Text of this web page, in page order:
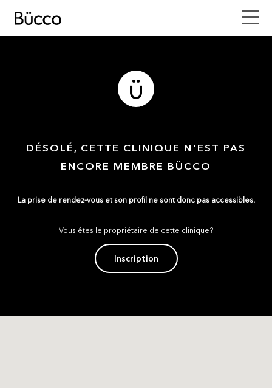
DÉSOLÉ, CETTE CLINIQUE N'EST PAS
ENCORE MEMBRE BÜCCO
La prise de rendez-vous et son profil ne sont donc pas accessibles.
Vous êtes le propriétaire de cette clinique?
Inscription